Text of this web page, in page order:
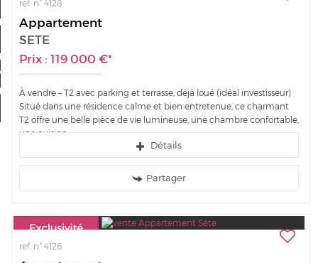
Nos offres
Mon compte
sélection
ref. n° 4128
Appartement
SETE
Prix : 119 000 €*
À vendre – T2 avec parking et terrasse, déjà loué (idéal investisseur)
Situé dans une résidence calme et bien entretenue, ce charmant
T2 offre une belle pièce de vie lumineuse, une chambre confortable,
une cuisine...
Détails
Partager
ref. n° 4126